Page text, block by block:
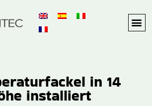
in 14
installiert